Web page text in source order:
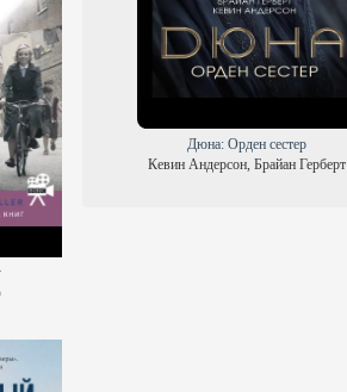
Дюна: Орден сестер
Кевин Андерсон, Брайан Герберт